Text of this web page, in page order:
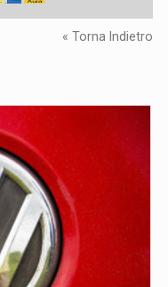
« Torna Indietro